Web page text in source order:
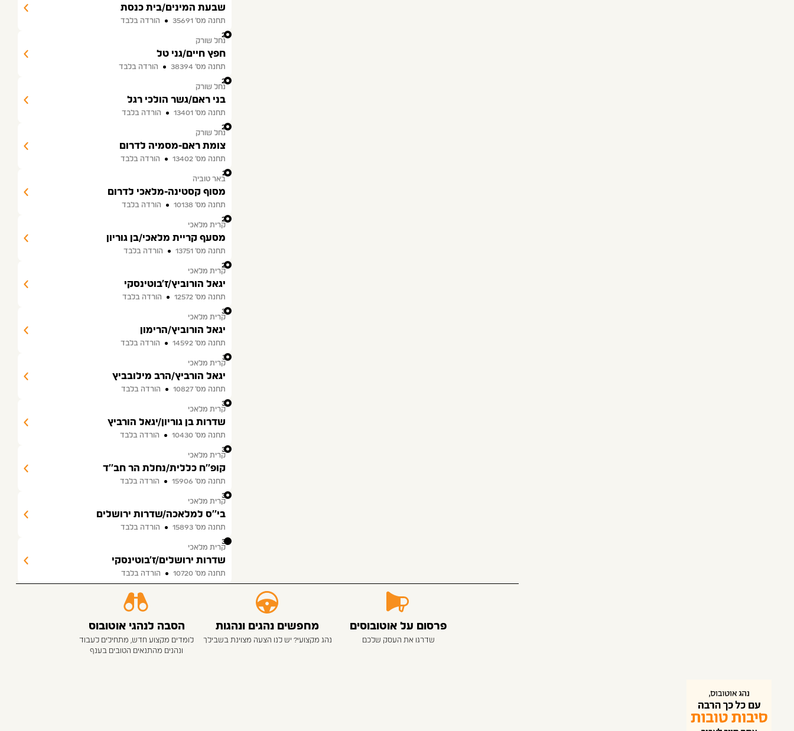
שבעת המינים/בית כנסת
תחנה מס׳ 35691
הורדה בלבד
24
נחל שורק
חפץ חיים/גני טל
תחנה מס׳ 38394
הורדה בלבד
25
נחל שורק
בני ראם/גשר הולכי רגל
תחנה מס׳ 13401
הורדה בלבד
26
נחל שורק
צומת ראם-מסמיה לדרום
תחנה מס׳ 13402
הורדה בלבד
27
באר טוביה
מסוף קסטינה-מלאכי לדרום
תחנה מס׳ 10138
הורדה בלבד
28
קרית מלאכי
מסעף קריית מלאכי/בן גוריון
תחנה מס׳ 13751
הורדה בלבד
29
קרית מלאכי
יגאל הורוביץ/ז'בוטינסקי
תחנה מס׳ 12572
הורדה בלבד
30
קרית מלאכי
יגאל הורוביץ/הרימון
תחנה מס׳ 14592
הורדה בלבד
31
קרית מלאכי
יגאל הורביץ/הרב מילובביץ
תחנה מס׳ 10827
הורדה בלבד
32
קרית מלאכי
שדרות בן גוריון/יגאל הורביץ
תחנה מס׳ 10430
הורדה בלבד
33
קרית מלאכי
קופ''ח כללית/נחלת הר חב''ד
תחנה מס׳ 15906
הורדה בלבד
34
קרית מלאכי
בי''ס למלאכה/שדרות ירושלים
תחנה מס׳ 15893
הורדה בלבד
35
קרית מלאכי
שדרות ירושלים/ז'בוטינסקי
תחנה מס׳ 10720 הורדה בלבד
פרסום על אוטובוסים
שדרגו את העסק שלכם
מחפשים נהגים ונהגות
נהג מקצועי? יש לנו הצעה מצוינת בשבילך
הסבה לנהגי אוטובוס
לומדים מקצוע חדש, מתחילים לעבוד
ונהנים מהתנאים הטובים בענף